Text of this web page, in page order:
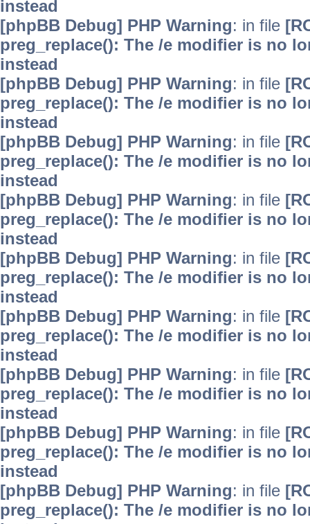
instead
[phpBB Debug] PHP Warning: in file
preg_replace(): The /e modifier is no
instead
[phpBB Debug] PHP Warning: in file
preg_replace(): The /e modifier is no
instead
[phpBB Debug] PHP Warning: in file
preg_replace(): The /e modifier is no
instead
[phpBB Debug] PHP Warning: in file
preg_replace(): The /e modifier is no
instead
[phpBB Debug] PHP Warning: in file
preg_replace(): The /e modifier is no
instead
[phpBB Debug] PHP Warning: in file
preg_replace(): The /e modifier is no
instead
[phpBB Debug] PHP Warning: in file
preg_replace(): The /e modifier is no
instead
[phpBB Debug] PHP Warning: in file
preg_replace(): The /e modifier is no
instead
[phpBB Debug] PHP Warning: in file
preg_replace(): The /e modifier is no